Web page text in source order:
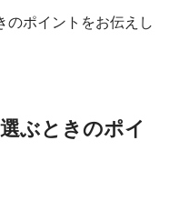
のポイントをお伝えし
ぶときのポイ